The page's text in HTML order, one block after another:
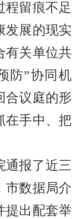
程留痕不足
发展的现实
有关单位共
防”协同机
合议庭的形
在手中、把
通报了近三
市数据局介
提出配套举